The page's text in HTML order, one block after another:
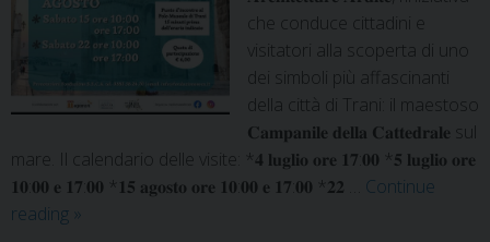
che conduce cittadini e
visitatori alla scoperta di uno
dei simboli più affascinanti
della città di Trani: il maestoso
𝐂𝐚𝐦𝐩𝐚𝐧𝐢𝐥𝐞 𝐝𝐞𝐥𝐥𝐚 𝐂𝐚𝐭𝐭𝐞𝐝𝐫𝐚𝐥𝐞 sul
mare. Il calendario delle visite: *𝟒 𝐥𝐮𝐠𝐥𝐢𝐨 𝐨𝐫𝐞 𝟏𝟕:𝟎𝟎 *𝟓 𝐥𝐮𝐠𝐥𝐢𝐨 𝐨𝐫𝐞
𝟏𝟎:𝟎𝟎 𝐞 𝟏𝟕:𝟎𝟎 *𝟏𝟓 𝐚𝐠𝐨𝐬𝐭𝐨 𝐨𝐫𝐞 𝟏𝟎:𝟎𝟎 𝐞 𝟏𝟕:𝟎𝟎 *𝟐𝟐 … Continue
reading »